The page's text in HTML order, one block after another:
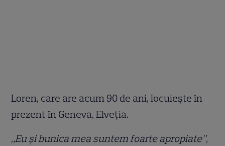
Loren, care are acum 90 de ani, locuiește în
prezent în Geneva, Elveția.
„Eu și bunica mea suntem foarte apropiate”,